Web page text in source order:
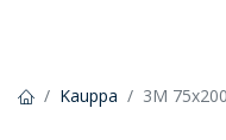
Kauppa 3M